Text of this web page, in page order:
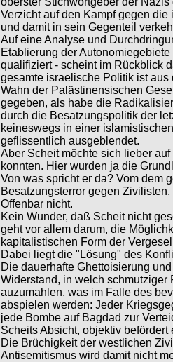
Verzicht auf den Kampf gegen
und damit in sein Gegenteil
Auf eine Analyse und
Etablierung der
qualifiziert - scheint im Rückblick
gesamte israelische Politik ist
Wahn der Palästinensischen
gegeben, als habe die
durch die Besatzungspolitik der
keineswegs in einer
geflissentlich ausgeblendet.
Aber Scheit möchte sich lieber
konnten. Hier wurden ja die
Von was spricht er da? Vom dem
Besatzungsterror gegen
Offenbar nicht.
Kein Wunder, daß Scheit nicht
geht vor allem darum, die
kapitalistischen Form der
Dabei liegt die "Lösung" des
Die dauerhafte Ghettoisierung
Widerstand, in welch schmutziger
auzumahlen, was im Falle des
abspielen werden: Jeder
jede Bombe auf Bagdad zur
Scheits Absicht, objektiv
Die Brüchigkeit der westlichen
Antisemitismus wird damit nicht